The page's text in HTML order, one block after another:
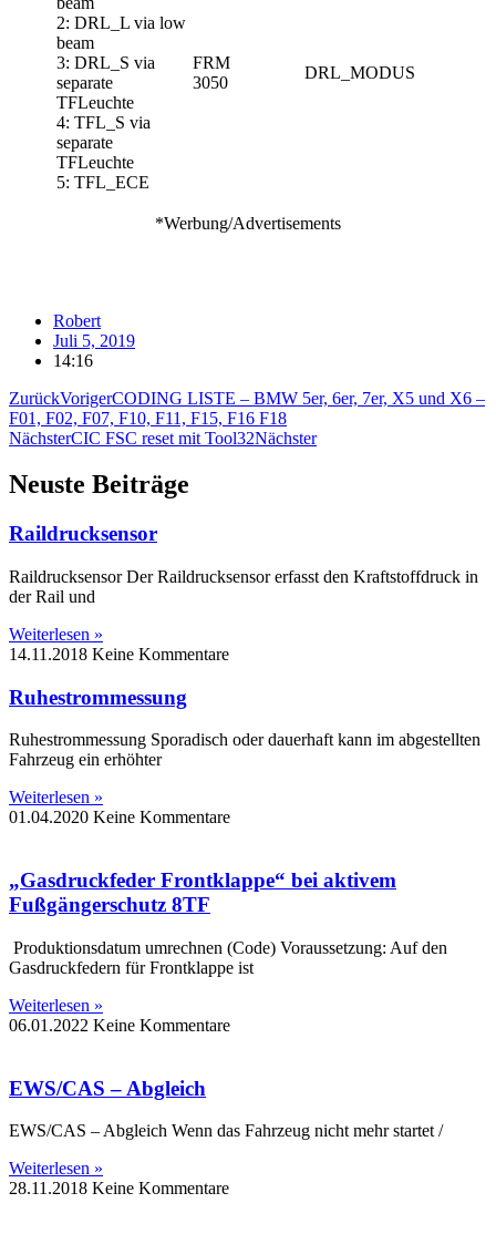
2: DRL_L via low
beam
3: DRL_S via
separate
TFLeuchte
4: TFL_S via
separate
TFLeuchte
5: TFL_ECE
FRM
3050
DRL_MODUS
*Werbung/Advertisements
Robert
Juli 5, 2019
14:16
ZurückVorigerCODING LISTE – BMW 5er, 6er, 7er, X5 und X6 –
F01, F02, F07, F10, F11, F15, F16 F18
NächsterCIC FSC reset mit Tool32Nächster
Neuste Beiträge
Raildrucksensor
Raildrucksensor Der Raildrucksensor erfasst den Kraftstoffdruck in
der Rail und
Weiterlesen »
14.11.2018 Keine Kommentare
Ruhestrommessung
Ruhestrommessung Sporadisch oder dauerhaft kann im abgestellten
Fahrzeug ein erhöhter
Weiterlesen »
01.04.2020 Keine Kommentare
„Gasdruckfeder Frontklappe“ bei aktivem
Fußgängerschutz 8TF
Produktionsdatum umrechnen (Code) Voraussetzung: Auf den
Gasdruckfedern für Frontklappe ist
Weiterlesen »
06.01.2022 Keine Kommentare
EWS/CAS – Abgleich
EWS/CAS – Abgleich Wenn das Fahrzeug nicht mehr startet /
Weiterlesen »
28.11.2018 Keine Kommentare